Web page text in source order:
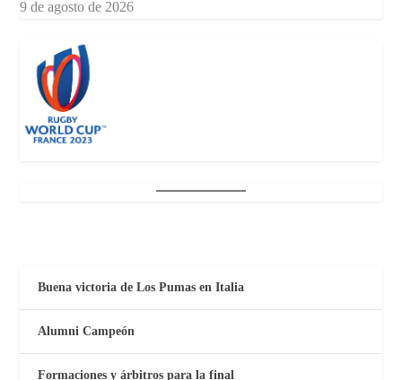
9 de agosto de 2026
Buena victoria de Los Pumas en Italia
Alumni Campeón
Formaciones y árbitros para la final